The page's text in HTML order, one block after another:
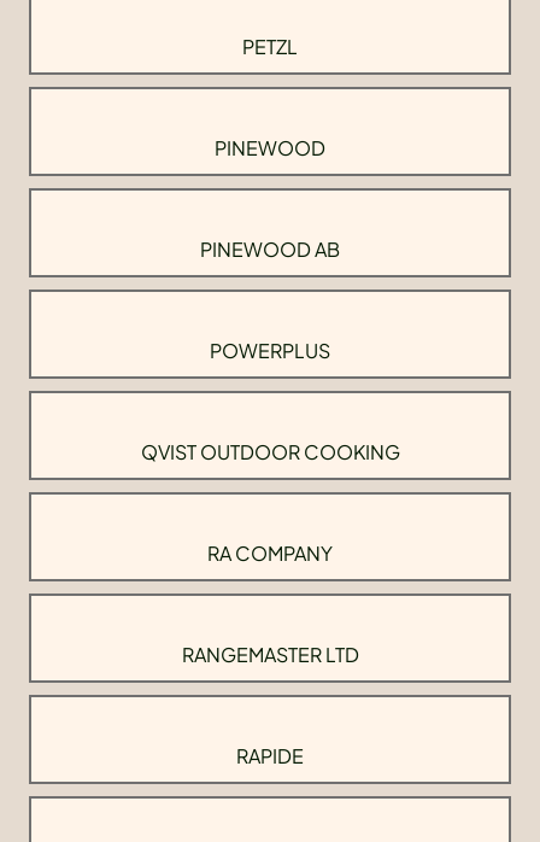
PETZL
PINEWOOD
PINEWOOD AB
POWERPLUS
QVIST OUTDOOR COOKING
RA COMPANY
RANGEMASTER LTD
RAPIDE